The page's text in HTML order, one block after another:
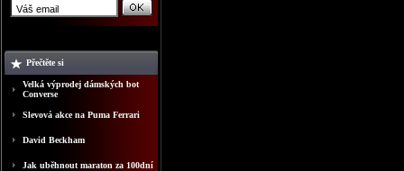
Přečtěte si
Velká výprodej dámských bot
Converse
Slevová akce na Puma Ferrari
David Beckham
Jak uběhnout maraton za 100dní